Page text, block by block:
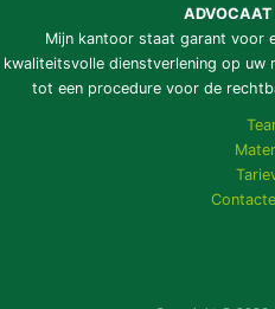
Mijn kantoor staat garant voor
kwaliteitsvolle dienstverlening op uw
tot een procedure voor de